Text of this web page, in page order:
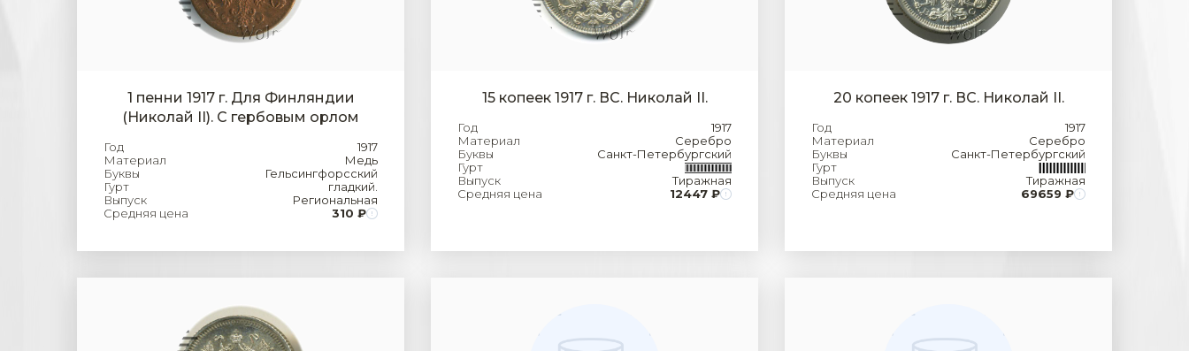
1 пенни 1917 г. Для Финляндии
(Николай II). С гербовым орлом
Год
1917
Материал
Медь
Буквы
Гельсингфорсский
Гурт
гладкий.
Выпуск
Региональная
Средняя цена
310 ₽
15 копеек 1917 г. ВС. Николай II.
Год
1917
Материал
Серебро
Буквы
Санкт-Петербургский
Гурт
Выпуск
Тиражная
Средняя цена
12447 ₽
20 копеек 1917 г. ВС. Николай II.
Год
1917
Материал
Серебро
Буквы
Санкт-Петербургский
Гурт
Выпуск
Тиражная
Средняя цена
69659 ₽